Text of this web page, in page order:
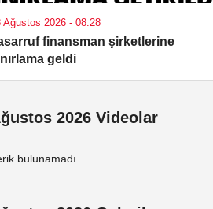
Ağustos 2026 - 08:28
finansman şirketlerine
geldi
2026 Videolar
bulunamadı.